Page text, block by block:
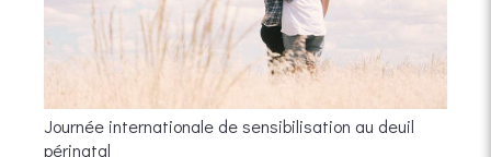
Journée internationale de sensibilisation au deuil
périnatal